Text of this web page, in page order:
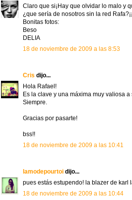
Claro que si¡Hay que olvidar lo malo y
¿que sería de nosotros sin la red
Bonitas fotos:
Beso
DELIA
18 de noviembre de 2009 a las 8:53
Cris dijo...
Hola Rafael!
Es la clave y una máxima muy valiosa
Siempre.
Gracias por pasarte!
bss!!
18 de noviembre de 2009 a las 10:41
lamodepourtoi dijo...
pues estás estupendo! la blazer de
18 de noviembre de 2009 a las 10:44